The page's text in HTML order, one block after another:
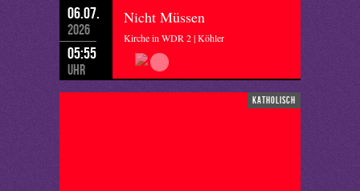
06.07.
2026
05:55
Uhr
Nicht Müssen
Kirche in WDR 2 | Köhler
katholisch